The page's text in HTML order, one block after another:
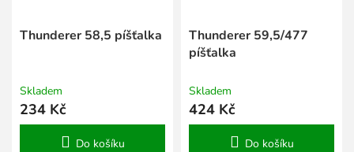
Thunderer 58,5 píšťalka
Skladem
234 Kč
Do košíku
Thunderer 59,5/477
píšťalka
Skladem
424 Kč
Do košíku